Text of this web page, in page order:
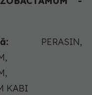
PERASIN,
KABI